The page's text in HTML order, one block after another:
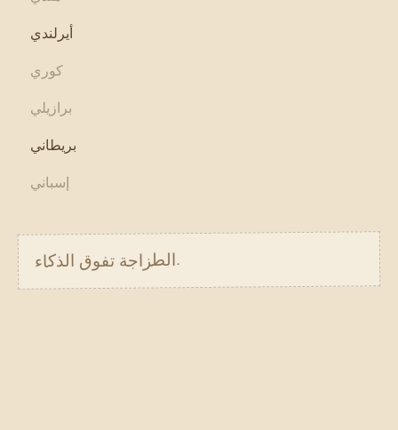
أيرلندي
كوري
برازيلي
بريطاني
إسباني
الطزاجة تفوق الذكاء.